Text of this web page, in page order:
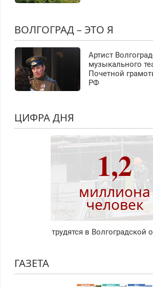
ВОЛГОГРАД – ЭТО Я
Артист
музыкального
Почетной
РФ
ЦИФРА ДНЯ
1,2
миллиона
человек
трудятся в Волгоградской
ГАЗЕТА